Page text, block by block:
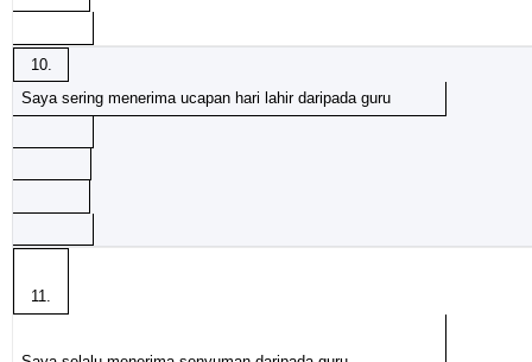
10.
Saya sering menerima ucapan hari lahir daripada guru
11.